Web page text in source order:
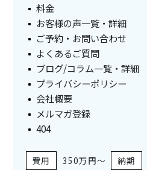
料金
お客様の声一覧・詳細
ご予約・お問い合わせ
よくあるご質問
ブログ/コラム一覧・詳細
プライバシーポリシー
会社概要
メルマガ登録
404
350万円～